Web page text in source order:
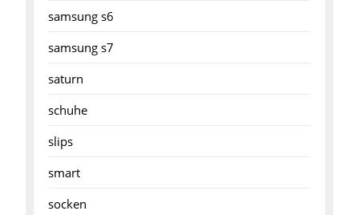
samsung s6
samsung s7
saturn
schuhe
slips
smart
socken